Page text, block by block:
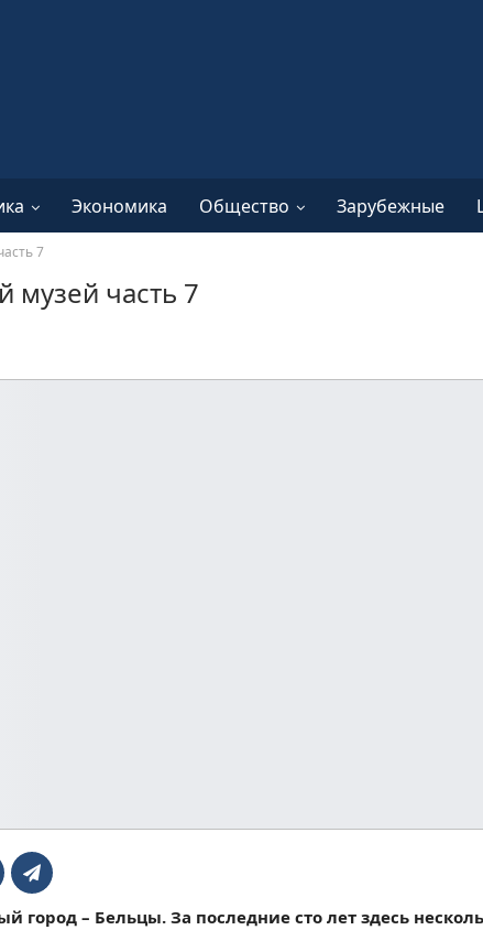
Экономика Общество Зарубежные
7
музей часть 7
город – Бельцы. За последние сто лет здесь